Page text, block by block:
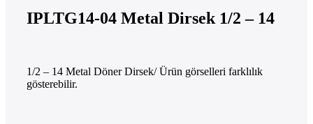
IPLTG14-04 Metal Dirsek 1/2 – 14
1/2 – 14 Metal Döner Dirsek/ Ürün görselleri farklılık
gösterebilir.